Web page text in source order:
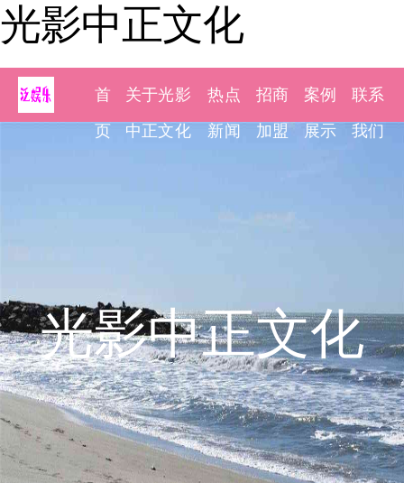
光影中正文化
首
页
关于光影
中正文化
热点
新闻
招商
加盟
案例
展示
联系
我们
光影中正文化